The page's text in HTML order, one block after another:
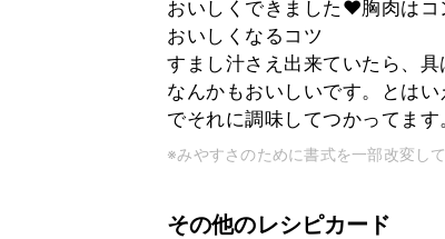
おいしくできました♥胸肉はコ
おいしくなるコツ
すまし汁さえ出来ていたら、
なんかもおいしいです。とは
でそれに調味してつかってま
※みやすさのために書式を一部改変して
その他のレシピカード